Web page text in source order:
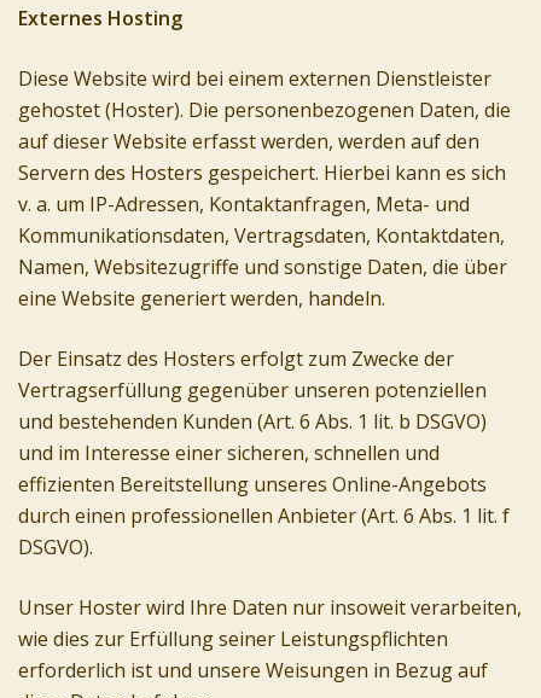
Externes Hosting
Diese Website wird bei einem externen Dienstleister
gehostet (Hoster). Die personenbezogenen Daten, die
auf dieser Website erfasst werden, werden auf den
Servern des Hosters gespeichert. Hierbei kann es sich
v. a. um IP-Adressen, Kontaktanfragen, Meta- und
Kommunikationsdaten, Vertragsdaten, Kontaktdaten,
Namen, Websitezugriffe und sonstige Daten, die über
eine Website generiert werden, handeln.
Der Einsatz des Hosters erfolgt zum Zwecke der
Vertragserfüllung gegenüber unseren potenziellen
und bestehenden Kunden (Art. 6 Abs. 1 lit. b DSGVO)
und im Interesse einer sicheren, schnellen und
effizienten Bereitstellung unseres Online-Angebots
durch einen professionellen Anbieter (Art. 6 Abs. 1 lit. f
DSGVO).
Unser Hoster wird Ihre Daten nur insoweit verarbeiten,
wie dies zur Erfüllung seiner Leistungspflichten
erforderlich ist und unsere Weisungen in Bezug auf